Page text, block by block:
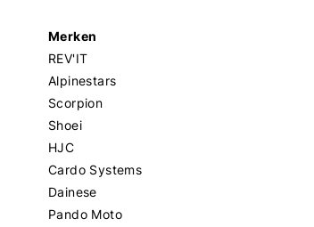
Merken
REV'IT
Alpinestars
Scorpion
Shoei
HJC
Cardo Systems
Dainese
Pando Moto